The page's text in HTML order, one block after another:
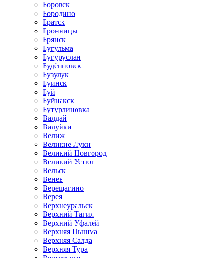
Боровск
Бородино
Братск
Бронницы
Брянск
Бугульма
Бугуруслан
Будённовск
Бузулук
Буинск
Буй
Буйнакск
Бутурлиновка
Валдай
Валуйки
Велиж
Великие Луки
Великий Новгород
Великий Устюг
Вельск
Венёв
Верещагино
Верея
Верхнеуральск
Верхний Тагил
Верхний Уфалей
Верхняя Пышма
Верхняя Салда
Верхняя Тура